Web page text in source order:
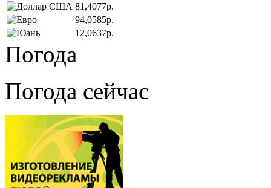
81,4077р.
94,0585р.
12,0637р.
Погода
Погода сейчас